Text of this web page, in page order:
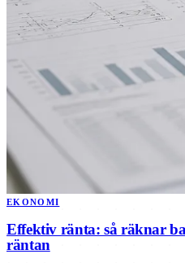
EKONOMI
Effektiv ränta: så räknar
räntan